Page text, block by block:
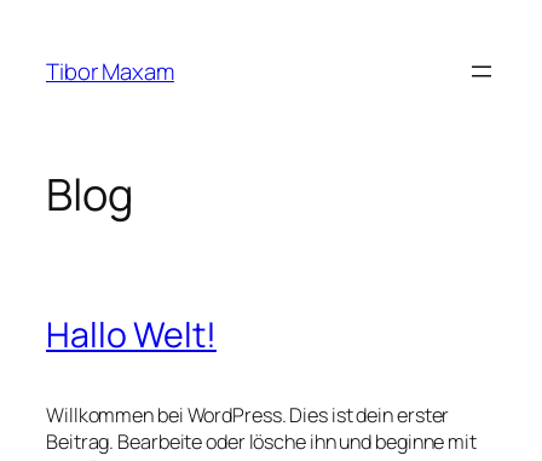
springen
Tibor Maxam
Blog
Hallo Welt!
Willkommen bei WordPress. Dies ist dein erster
Beitrag. Bearbeite oder lösche ihn und beginne mit